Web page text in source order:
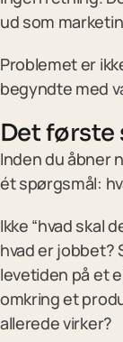
ud som
Problemet er
begyndte med
Det første
Inden du åbner
ét spørgsmål:
Ikke “hvad skal
hvad er jobbet?
levetiden på et
omkring et
allerede virker?